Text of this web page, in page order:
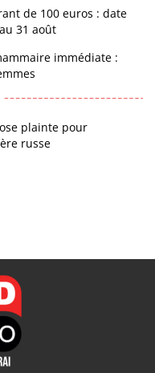
de 100 euros : date
31 août
immédiate :
plainte pour
russe